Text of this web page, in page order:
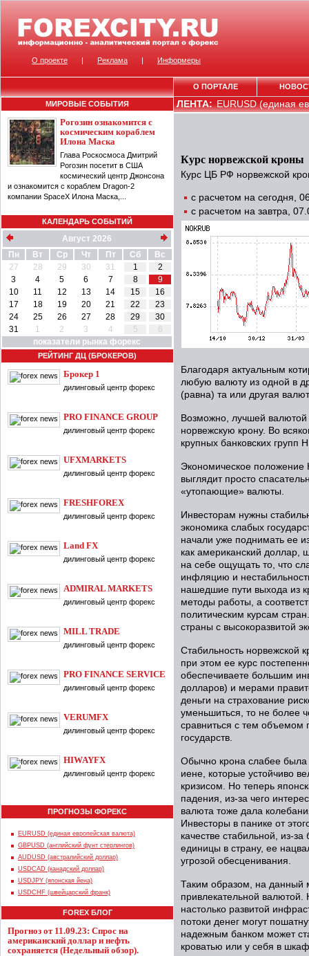
МИРОВЫЕ СОБЫТИЯ
Рогозин ознакомится с
космическим кораблем
Илона Маска
Глава Роскосмоса Дмитрий
Рогозин посетит в США
космический центр Джонсона
и ознакомится с кораблем Dragon-2
компании SpaceX Илона Маска,...
КАЛЕНДАРЬ СОБЫТИЙ
Август 2026
Пн
Вт Ср Чт Пт Сб
Вс
27
28 29 30 31 1
2
3
4 5 6 7 8
9
10
11 12 13 14 15
16
17
18 19 20 21 22
23
24
25 26 27 28 29
30
31
1 2 3 4 5
6
показатели рынка форекс
РЕЙТИНГ ДЦ (БРОКЕРОВ)
Брокер 1
дилинговый центр форекс
PRO FINANCE GROUP
дилинговый центр форекс
UFXMARKETS
дилинговый центр форекс
FRESHFOREX
дилинговый центр форекс
Land FX
дилинговый центр форекс
ADMIRAL MARKETS
дилинговый центр форекс
MILL TRADE
дилинговый центр форекс
PRO FINANCE SERVICE
дилинговый центр форекс
VERUMFX
дилинговый центр форекс
HIWAYFX
дилинговый центр форекс
ПРОГНОЗЫ ФОРЕКС
EURUSD (единая европейская валюта)
GBPUSD (английский фунт стерлингов)
AUDUSD (австралийский доллар)
USDCAD (канадский доллар)
USDJPY (японская йена)
USDCHF (швейцарский франк)
FOREX БЛОГ
Прогноз от 11.09.23: Спрос на
американский доллар и нефть
сохраняется (Недельный обзор).
ЛЕНТА:EURUSD (единая
Курс норвежской кроны
Курс ЦБ РФ норвежской
с расчетом на сегодня,
с расчетом на завтра,
Благодаря актуальным
любую валюту из одной в
(равна) та или другая
Возможно, лучшей валютой
норвежскую крону. Во
крупных банковских групп
Экономическое
выглядит просто
«утопающие» валюты.
Инвесторам нужны
экономика слабых
начали уже поднимать ее
как американский доллар,
на себе ощущать то, что
инфляцию и
нашедшие пути выхода из
методы работы, а
политическим курсам
страны с высокоразвитой
Стабильность норвежской
при этом ее курс
обеспечиваете большим
долларов) и мерами
деньги на страхование
уменьшиться, то не более
сравниться с тем объемом
государств.
Обычно крона слабее
иене, которые устойчиво
кризисом. Но теперь
падения, из-за чего
валюта тоже дала
Инвесторы в панике от
качестве стабильной, из-
единицы в страну, ее
угрозой обесценивания.
Таким образом, на данный
привлекательной валютой.
настолько развитой
потоки денег могут
надежным банком может
кроватью или у себя в
О проекте | Реклама | Информеры
О ПОРТАЛЕ